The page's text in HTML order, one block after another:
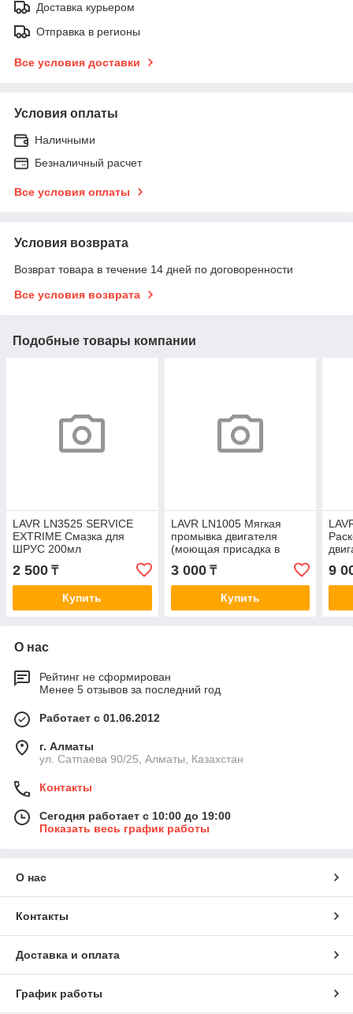
Доставка курьером
Отправка в регионы
Все условия доставки
Условия оплаты
Наличными
Безналичный расчет
Все условия оплаты
Условия возврата
Возврат товара в течение 14 дней по договоренности
Все условия возврата
Подобные товары компании
LAVR LN3525 SERVICE
EXTRIME Смазка для
ШРУС 200мл
2 500 ₸
Купить
LAVR LN1005 Мягкая
промывка двигателя
(моющая присадка в
200 км 330мл
3 000₸
Купить
9
О нас
Рейтинг не сформирован
Менее 5 отзывов за последний год
Работает с 01.06.2012
г. Алматы
ул. Сатпаева 90/25, Алматы, Казахстан
Контакты
Сегодня работает с 10:00 до 19:00
Показать весь график работы
О нас
Контакты
Доставка и оплата
График работы